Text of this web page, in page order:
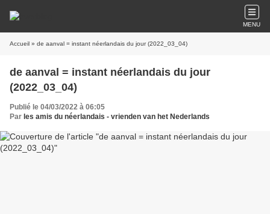
MENU
Accueil » de aanval = instant néerlandais du jour (2022_03_04)
de aanval = instant néerlandais du jour
(2022_03_04)
Publié le 04/03/2022 à 06:05
Par les amis du néerlandais - vrienden van het Nederlands